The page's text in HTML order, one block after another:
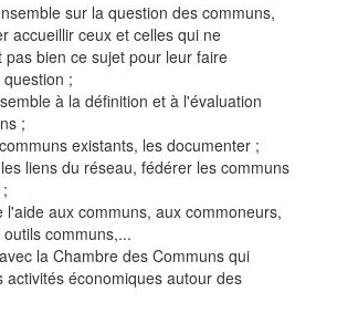
sur la question des communs,
accueillir ceux et celles qui ne
pas bien ce sujet pour leur faire
;
à la définition et à l'évaluation
;
existants, les documenter ;
liens du réseau, fédérer les communs
l'aide aux communs, aux commoneurs,
communs,...
la Chambre des Communs qui
activités économiques autour des